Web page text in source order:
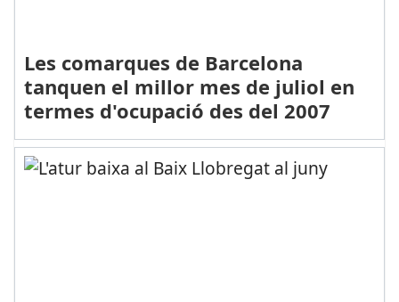
Les comarques de Barcelona
tanquen el millor mes de juliol en
termes d'ocupació des del 2007